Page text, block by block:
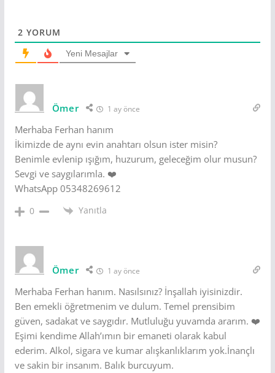
2 YORUM
Yeni Mesajlar
Ömer 1 ay önce
Merhaba Ferhan hanım
İkimizde de aynı evin anahtarı olsun ister misin?
Benimle evlenip ışığım, huzurum, geleceğim olur musun?
Sevgi ve saygılarımla. ❤️
WhatsApp 05348269612
0 Yanıtla
Ömer 1 ay önce
Merhaba Ferhan hanım. Nasılsınız? İnşallah iyisinizdir.
Ben emekli öğretmenim ve dulum. Temel prensibim
güven, sadakat ve saygıdır. Mutluluğu yuvamda ararım. ❤️
Eşimi kendime Allah’ımın bir emaneti olarak kabul
ederim. Alkol, sigara ve kumar alışkanlıklarım yok.İnançlı
ve sakin bir insanım. Balık burcuyum.